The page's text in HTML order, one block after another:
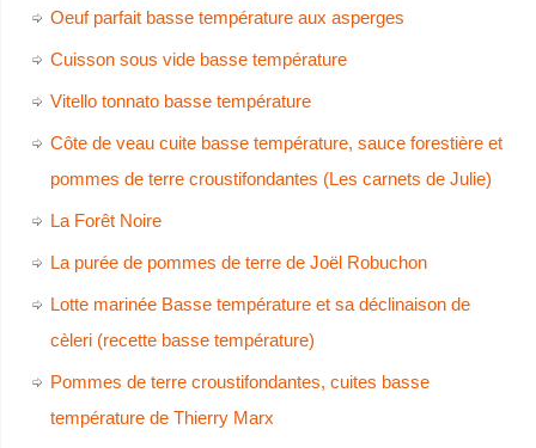
Oeuf parfait basse température aux asperges
Cuisson sous vide basse température
Vitello tonnato basse température
Côte de veau cuite basse température, sauce forestière et
pommes de terre croustifondantes (Les carnets de Julie)
La Forêt Noire
La purée de pommes de terre de Joël Robuchon
Lotte marinée Basse température et sa déclinaison de
cèleri (recette basse température)
Pommes de terre croustifondantes, cuites basse
température de Thierry Marx